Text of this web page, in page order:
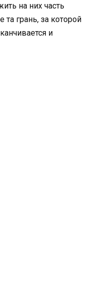
на них часть
та грань, за которой
и